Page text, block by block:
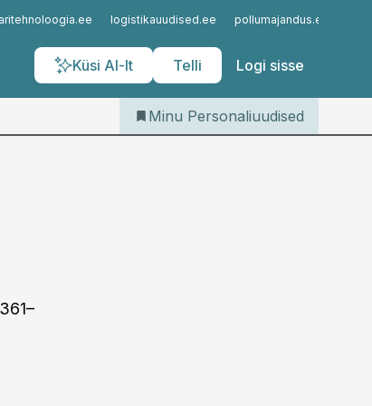
aritehnoloogia.ee logistikauudised.ee pollumajandus.ee
Küsi AI-lt Telli Logi sisse
Iseteenindus
Telli Personaliuudised
Minu Personaliuudised